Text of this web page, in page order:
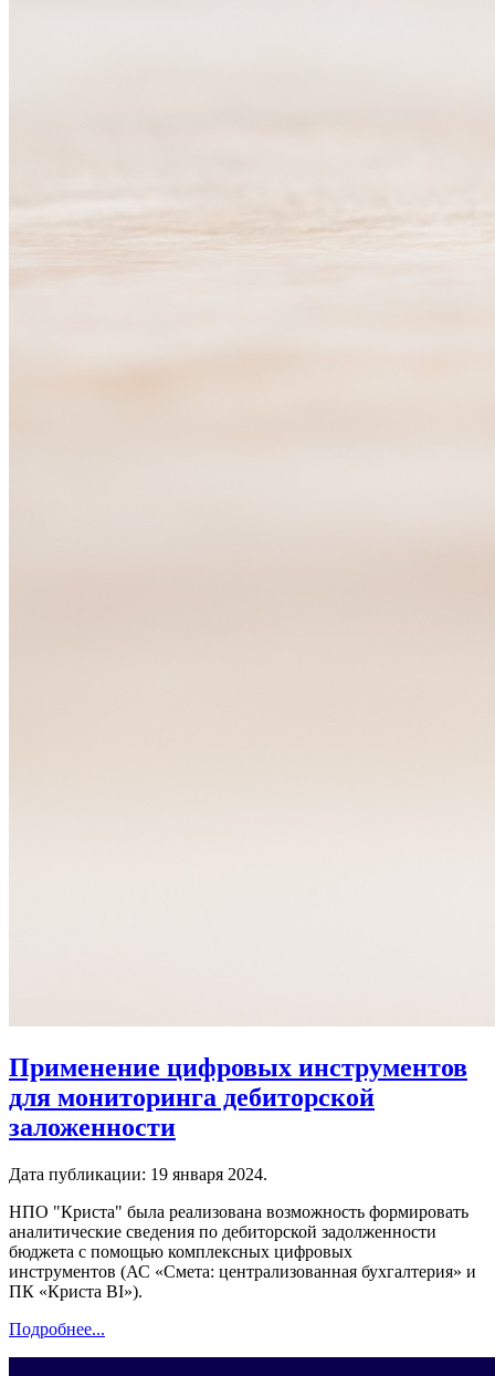
Применение цифровых инструментов
для мониторинга дебиторской
заложенности
Дата публикации: 19 января 2024.
НПО "Криста" была реализована возможность формировать
аналитические сведения по дебиторской задолженности
бюджета с помощью комплексных цифровых
инструментов (АС «Смета: централизованная бухгалтерия» и
ПК «Криста BI»).
Подробнее...